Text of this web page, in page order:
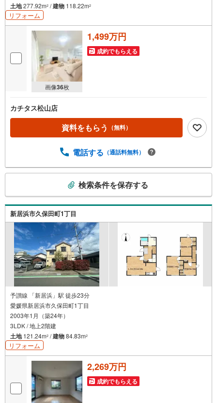
土地277.92m2 /建物 118.22m2
リフォーム
画像36枚
1,499万円
成約でもらえる
カチタス松山店
資料をもらう （無料）
電話する （通話料無料）
検
索
条
受
け
取
る
・
条
件
イ
ペ
検索条件を保存する
新居浜市久保田町1丁目
予讃線 「新居浜」駅 徒歩23分
愛媛県新居浜市久保田町1丁目
2003年1月（築24年）
3LDK / 地上2階建
土地121.24m2 /建物84.83m2
リフォーム
2,269万円
成約でもらえる